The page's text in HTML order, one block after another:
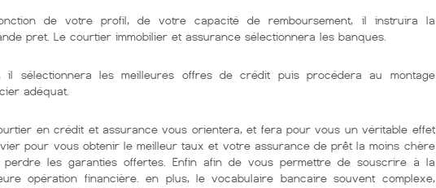
de votre profil, de votre capacité de remboursement, il instruira la
pret. Le courtier immobilier et assurance sélectionnera les banques.
il sélectionnera les meilleures offres de crédit puis procédera au montage
adéquat.
en crédit et assurance vous orientera, et fera pour vous un véritable effet
pour vous obtenir le meilleur taux et votre assurance de prêt la moins chère
perdre les garanties offertes. Enfin afin de vous permettre de souscrire à la
opération financière. en plus, le vocabulaire bancaire souvent complexe,